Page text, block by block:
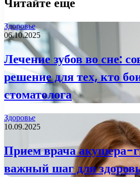
Здоровье
06.10.2025
Лечение зубов во сне:
решение для тех, кто
стоматолога
Здоровье
10.09.2025
Прием врача акушера-
важный шаг для